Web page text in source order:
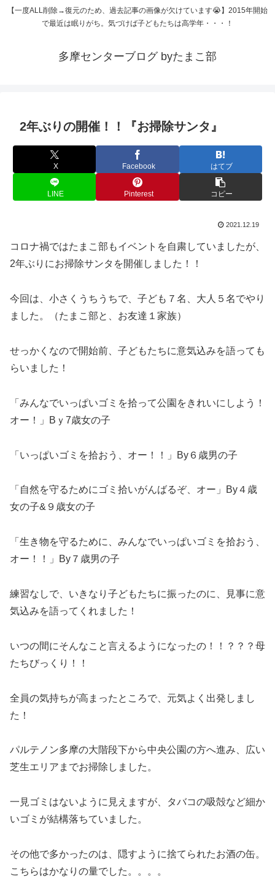
【一度ALL削除→復元のため、過去記事の画像が欠けています😭】2015年開始
で最近は眠りがち。気づけば子どもたちは高学年・・・！
多摩センターブログ byたまこ部
2年ぶりの開催！！『お掃除サンタ』
X Facebook はてブ
LINE Pinterest コピー
2021.12.19
コロナ禍ではたまこ部もイベントを自粛していましたが、
2年ぶりにお掃除サンタを開催しました！！
今回は、小さくうちうちで、子ども７名、大人５名でやり
ました。（たまこ部と、お友達１家族）
せっかくなので開始前、子どもたちに意気込みを語っても
らいました！
「みんなでいっぱいゴミを拾って公園をきれいにしよう！
オー！」Bｙ7歳女の子
「いっぱいゴミを拾おう、オー！！」By６歳男の子
「自然を守るためにゴミ拾いがんばるぞ、オー」By４歳
女の子&９歳女の子
「生き物を守るために、みんなでいっぱいゴミを拾おう、
オー！！」By７歳男の子
練習なしで、いきなり子どもたちに振ったのに、見事に意
気込みを語ってくれました！
いつの間にそんなこと言えるようになったの！！？？？母
たちびっくり！！
全員の気持ちが高まったところで、元気よく出発しまし
た！
パルテノン多摩の大階段下から中央公園の方へ進み、広い
芝生エリアまでお掃除しました。
一見ゴミはないように見えますが、タバコの吸殻など細か
いゴミが結構落ちていました。
その他で多かったのは、隠すように捨てられたお酒の缶。
こちらはかなりの量でした。。。。